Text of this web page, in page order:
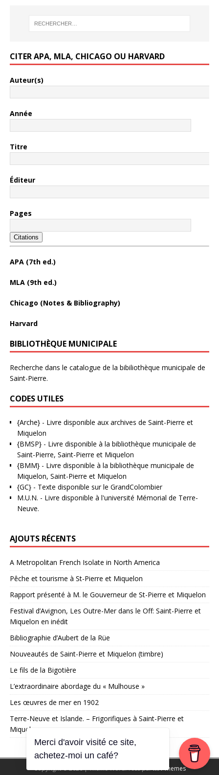
CITER APA, MLA, CHICAGO OU HARVARD
Auteur(s)
Année
Titre
Éditeur
Pages
Citations
APA (7th ed.)
MLA (9th ed.)
Chicago (Notes & Bibliography)
Harvard
BIBLIOTHÈQUE MUNICIPALE
Recherche dans le catalogue de la bibiliothèque municipale de
Saint-Pierre.
CODES UTILES
{Arche} - Livre disponible aux archives de Saint-Pierre et
Miquelon
{BMSP} - Livre disponible à la bibliothèque municipale de
Saint-Pierre, Saint-Pierre et Miquelon
{BMM} - Livre disponible à la bibliothèque municipale de
Miquelon, Saint-Pierre et Miquelon
{GC} - Texte disponible sur le GrandColombier
M.U.N. - Livre disponible à l'université Mémorial de Terre-
Neuve.
AJOUTS RÉCENTS
A Metropolitan French Isolate in North America
Pêche et tourisme à St-Pierre et Miquelon
Rapport présenté à M. le Gouverneur de St-Pierre et Miquelon
Festival d’Avignon, Les Outre-Mer dans le Off: Saint-Pierre et
Miquelon en inédit
Bibliographie d’Aubert de la Rüe
Nouveautés de Saint-Pierre et Miquelon (timbre)
Le fils de la Bigotière
L’extraordinaire abordage du « Mulhouse »
Les œuvres de mer en 1902
Terre-Neuve et Islande. – Frigorifiques à Saint-Pierre et
Miquelon
Copyright © 2026 | Thème WordPress parMH Themes
Merci d'avoir visité ce site,
achetez-moi un café?